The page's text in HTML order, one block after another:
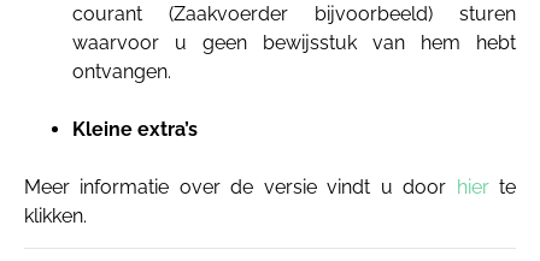
courant (Zaakvoerder bijvoorbeeld) sturen
waarvoor u geen bewijsstuk van hem hebt
ontvangen.
Kleine extra’s
Meer informatie over de versie vindt u door hierte
klikken.